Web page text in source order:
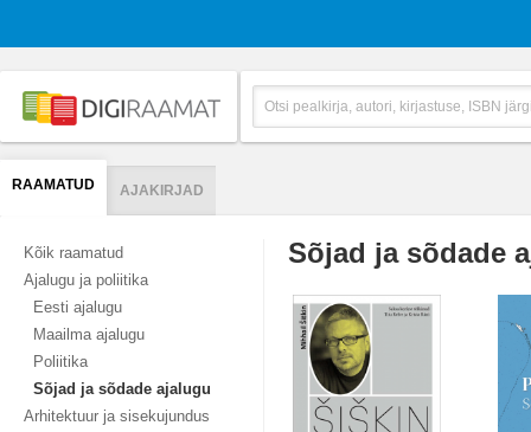
RAAMATUD AJAKIRJAD
Kõik raamatud
Ajalugu ja poliitika
Eesti ajalugu
Maailma ajalugu
Poliitika
Sõjad ja sõdade ajalugu
Arhitektuur ja sisekujundus
Sõjad ja sõdade